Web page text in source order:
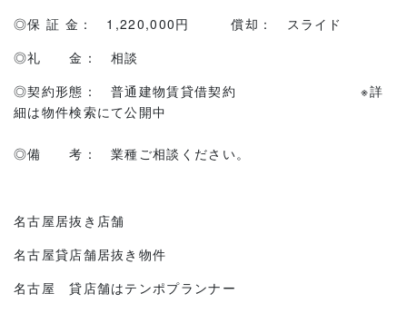
◎保 証 金： 1,220,000円 償却： スライド
◎礼 金： 相談
◎契約形態： 普通建物賃貸借契約 ※詳
細は物件検索にて公開中
◎備 考： 業種ご相談ください。
名古屋居抜き店舗
名古屋貸店舗居抜き物件
名古屋 貸店舗はテンポプランナー